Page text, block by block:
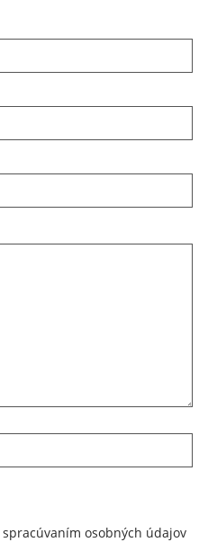
spracúvaním osobných údajov